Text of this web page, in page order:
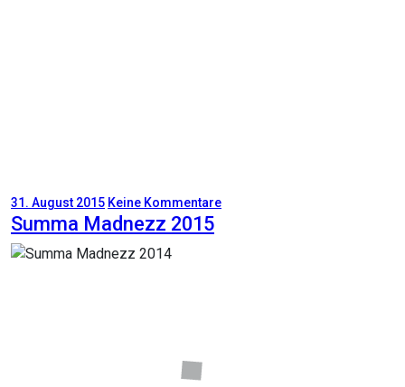
31. August 2015 Keine Kommentare
Summa Madnezz 2015